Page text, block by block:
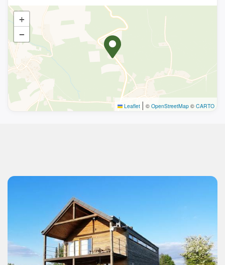
+
−
Leaflet | © OpenStreetMap © CARTO